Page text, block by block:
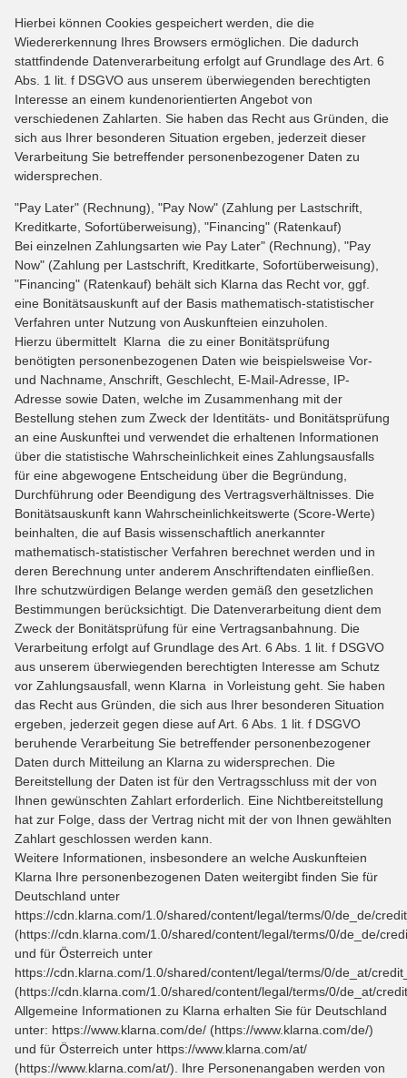
Hierbei können Cookies gespeichert werden, die die
Wiedererkennung Ihres Browsers ermöglichen. Die dadurch
stattfindende Datenverarbeitung erfolgt auf Grundlage des Art. 6
Abs. 1 lit. f DSGVO aus unserem überwiegenden berechtigten
Interesse an einem kundenorientierten Angebot von
verschiedenen Zahlarten. Sie haben das Recht aus Gründen, die
sich aus Ihrer besonderen Situation ergeben, jederzeit dieser
Verarbeitung Sie betreffender personenbezogener Daten zu
widersprechen.
"Pay Later" (Rechnung), "Pay Now" (Zahlung per Lastschrift,
Kreditkarte, Sofortüberweisung), "Financing" (Ratenkauf)
Bei einzelnen Zahlungsarten wie Pay Later" (Rechnung), "Pay
Now" (Zahlung per Lastschrift, Kreditkarte, Sofortüberweisung),
"Financing" (Ratenkauf) behält sich Klarna das Recht vor, ggf.
eine Bonitätsauskunft auf der Basis mathematisch-statistischer
Verfahren unter Nutzung von Auskunfteien einzuholen.
Hierzu übermittelt Klarna die zu einer Bonitätsprüfung
benötigten personenbezogenen Daten wie beispielsweise Vor-
und Nachname, Anschrift, Geschlecht, E-Mail-Adresse, IP-
Adresse sowie Daten, welche im Zusammenhang mit der
Bestellung stehen zum Zweck der Identitäts- und Bonitätsprüfung
an eine Auskunftei und verwendet die erhaltenen Informationen
über die statistische Wahrscheinlichkeit eines Zahlungsausfalls
für eine abgewogene Entscheidung über die Begründung,
Durchführung oder Beendigung des Vertragsverhältnisses. Die
Bonitätsauskunft kann Wahrscheinlichkeitswerte (Score-Werte)
beinhalten, die auf Basis wissenschaftlich anerkannter
mathematisch-statistischer Verfahren berechnet werden und in
deren Berechnung unter anderem Anschriftendaten einfließen.
Ihre schutzwürdigen Belange werden gemäß den gesetzlichen
Bestimmungen berücksichtigt. Die Datenverarbeitung dient dem
Zweck der Bonitätsprüfung für eine Vertragsanbahnung. Die
Verarbeitung erfolgt auf Grundlage des Art. 6 Abs. 1 lit. f DSGVO
aus unserem überwiegenden berechtigten Interesse am Schutz
vor Zahlungsausfall, wenn Klarna in Vorleistung geht. Sie haben
das Recht aus Gründen, die sich aus Ihrer besonderen Situation
ergeben, jederzeit gegen diese auf Art. 6 Abs. 1 lit. f DSGVO
beruhende Verarbeitung Sie betreffender personenbezogener
Daten durch Mitteilung an Klarna zu widersprechen. Die
Bereitstellung der Daten ist für den Vertragsschluss mit der von
Ihnen gewünschten Zahlart erforderlich. Eine Nichtbereitstellung
hat zur Folge, dass der Vertrag nicht mit der von Ihnen gewählten
Zahlart geschlossen werden kann.
Weitere Informationen, insbesondere an welche Auskunfteien
Klarna Ihre personenbezogenen Daten weitergibt finden Sie für
Deutschland unter
https://cdn.klarna.com/1.0/shared/content/legal/terms/0/de_de/
(https://cdn.klarna.com/1.0/shared/content/legal/terms/0/de_de/
und für Österreich unter
https://cdn.klarna.com/1.0/shared/content/legal/terms/0/de_at/
(https://cdn.klarna.com/1.0/shared/content/legal/terms/0/de_at/
Allgemeine Informationen zu Klarna erhalten Sie für Deutschland
unter: https://www.klarna.com/de/ (https://www.klarna.com/de/)
und für Österreich unter https://www.klarna.com/at/
(https://www.klarna.com/at/). Ihre Personenangaben werden von